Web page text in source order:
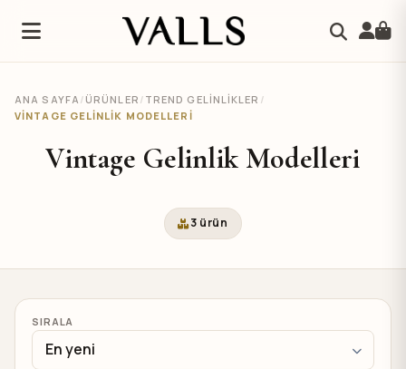
ANA SAYFA / ÜRÜNLER / TREND GELINLIKLER /
VINTAGE GELINLIK MODELLERI
Vintage Gelinlik Modelleri
3 ürün
SIRALA